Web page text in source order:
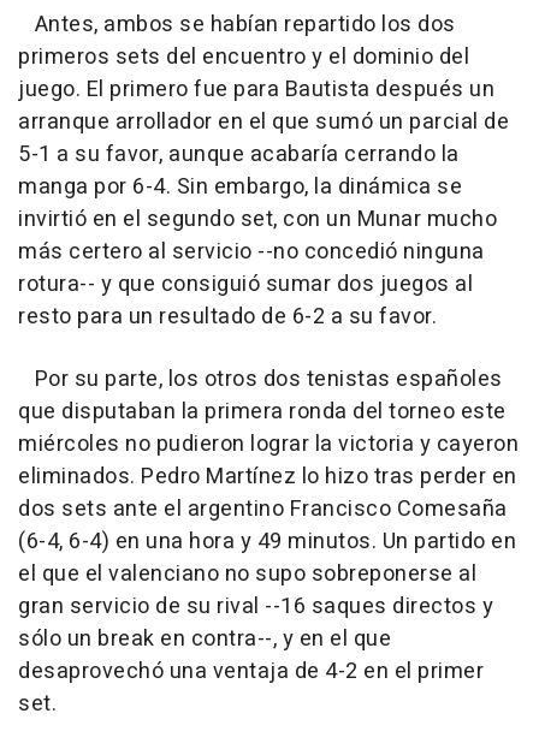
Antes, ambos se habían repartido los dos
primeros sets del encuentro y el dominio del
juego. El primero fue para Bautista después un
arranque arrollador en el que sumó un parcial de
5-1 a su favor, aunque acabaría cerrando la
manga por 6-4. Sin embargo, la dinámica se
invirtió en el segundo set, con un Munar mucho
más certero al servicio --no concedió ninguna
rotura-- y que consiguió sumar dos juegos al
resto para un resultado de 6-2 a su favor.
Por su parte, los otros dos tenistas españoles
que disputaban la primera ronda del torneo este
miércoles no pudieron lograr la victoria y cayeron
eliminados. Pedro Martínez lo hizo tras perder en
dos sets ante el argentino Francisco Comesaña
(6-4, 6-4) en una hora y 49 minutos. Un partido en
el que el valenciano no supo sobreponerse al
gran servicio de su rival --16 saques directos y
sólo un break en contra--, y en el que
desaprovechó una ventaja de 4-2 en el primer
set.